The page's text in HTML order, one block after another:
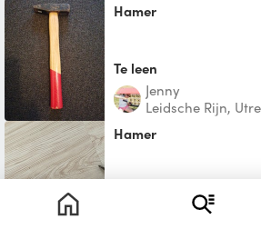
Hamer
Te leen
Jenny
Leidsche Rijn,
Hamer